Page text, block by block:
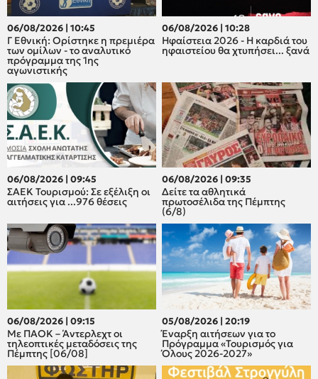
06/08/2026 | 10:45
Γ Εθνική: Ορίστηκε η πρεμιέρα
των ομίλων - το αναλυτικό
πρόγραμμα της 1ης
αγωνιστικής
06/08/2026 | 10:28
Ηφαίστεια 2026 - Η καρδιά του
ηφαιστείου θα χτυπήσει... ξανά
06/08/2026 | 09:45
ΣΑΕΚ Τουρισμού: Σε εξέλιξη οι
αιτήσεις για ...976 θέσεις
06/08/2026 | 09:35
Δείτε τα αθλητικά
πρωτοσέλιδα της Πέμπτης
(6/8)
06/08/2026 | 09:15
Με ΠΑΟΚ – Άντερλεχτ οι
τηλεοπτικές μεταδόσεις της
Πέμπτης [06/08]
05/08/2026 | 20:19
Έναρξη αιτήσεων για το
Πρόγραμμα «Τουρισμός για
Όλους 2026-2027»